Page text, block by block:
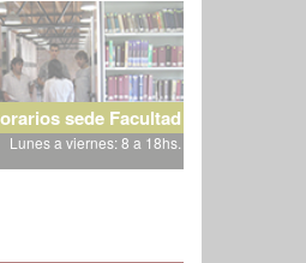
sede Facultad
Lunes a viernes: 8 a 18hs.